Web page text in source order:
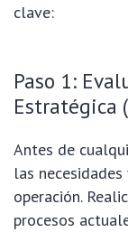
clave:
Paso 1:
Estratégica
Antes de
las
operación.
procesos